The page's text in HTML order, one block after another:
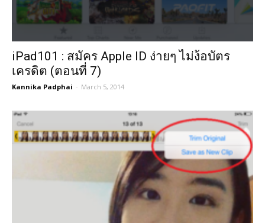
iPad101 : สมัคร Apple ID ง่ายๆ ไม่ง้อบัตร
เครดิต (ตอนที่ 7)
Kannika Padphai - March 5, 2014